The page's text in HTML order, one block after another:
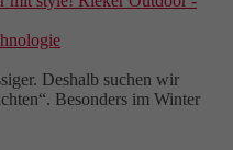
Deshalb suchen wir
Besonders im Winter